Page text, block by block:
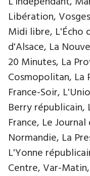
Libération,
Midi libre, L'Écho
d'Alsace, La
20 Minutes, La
Cosmopolitan, La
France-Soir,
Berry républicain,
France, Le
Normandie, La
L'Yonne
Centre, Var-